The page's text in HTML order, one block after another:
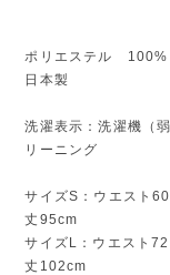
ポリエステル 100%
日本製
洗濯表示：洗濯機（
リーニング
サイズS：ウエスト
丈95cm
サイズL：ウエスト
丈102cm